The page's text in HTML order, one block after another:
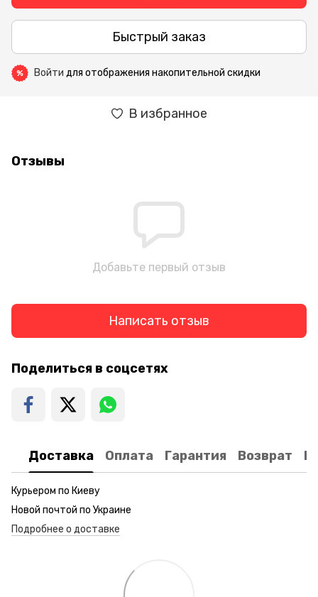
Быстрый заказ
% Войти для отображения накопительной скидки
В избранное
Отзывы
Добавьте первый отзыв
Написать отзыв
Поделиться в соцсетях
Доставка Оплата Гарантия Возврат
Курьером по Киеву
Новой почтой по Украине
Подробнее о доставке